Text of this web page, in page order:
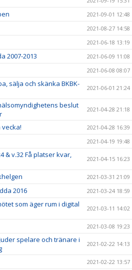
2021-09-01 12:48
2021-08-27 14:58
2021-06-18 13:19
2007-2013 2021-06-09 11:08
2021-06-08 08:07
sälja och skänka BKBK-
2021-06-01 21:24
beslut
2021-04-28 21:18
2021-04-28 16:39
2021-04-19 19:48
& v.32 Få platser kvar,
2021-04-15 16:23
2021-03-31 21:09
2016 2021-03-24 18:59
som äger rum i digital
2021-03-11 14:02
2021-03-08 19:23
spelare och tränare i
2021-02-22 14:13
2021-02-22 13:57